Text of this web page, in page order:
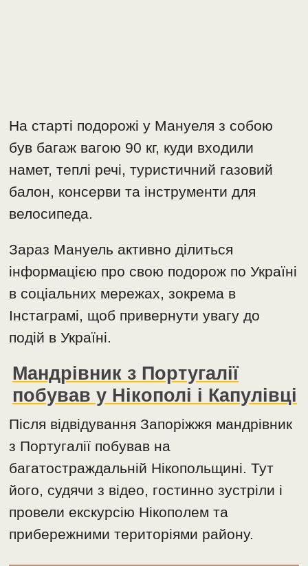
На старті подорожі у Мануеля з собою
був багаж вагою 90 кг, куди входили
намет, теплі речі, туристичний газовий
балон, консерви та інструменти для
велосипеда.
Зараз Мануель активно ділиться
інформацією про свою подорож по Україні
в соціальних мережах, зокрема в
Інстаграмі, щоб привернути увагу до
подій в Україні.
Мандрівник з Португалії
побував у Нікополі і Капулівці
Після відвідування Запоріжжя мандрівник
з Португалії побував на
багатостраждальній Нікопольщині. Тут
його, судячи з відео, гостинно зустріли і
провели екскурсію Нікополем та
прибережними територіями району.